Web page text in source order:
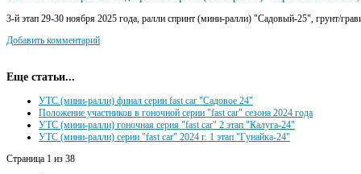
3-й этап 29-30 ноября 2025 года, ралли спринт (мини-ралли) "Садовый-25", грунт/
Добавить комментарий
Еще статьи...
УТС (мини-ралли) финал серии fast car "Садовое 24"
Положение участников в гоночной серии "fast car" сезона 2024 года
УТС (мини-ралли) гоночная серия "fast car" 2 этап "Калуга-24"
УТС (мини-ралли) серии "fast car" 2024 г. 1 этап "Гунайка-24"
Страница 1 из 38